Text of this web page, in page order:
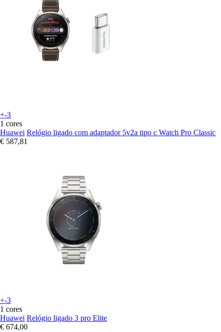
+-3
1 cores
Huawei Relógio ligado com adaptador 5v2a tipo c Watch Pro Classic
€ 587,81
+-3
1 cores
Huawei Relógio ligado 3 pro Elite
€ 674,00